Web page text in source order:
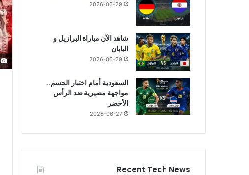
2026-06-29
شاهد الآن مباراة البرازيل و
اليابان
2026-06-29
السعودية أمام اختبار الحسم..
مواجهة مصيرية ضد الرأس
الأخضر
2026-06-27
Recent Tech News